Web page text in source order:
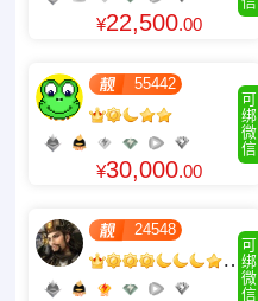
¥22,500.00
可
绑
微
信
55442
¥30,000.00
可
绑
微
信
24548